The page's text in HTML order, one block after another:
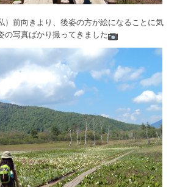
前向きより、後姿の方が絵になることに気
の写真ばかり撮ってきました